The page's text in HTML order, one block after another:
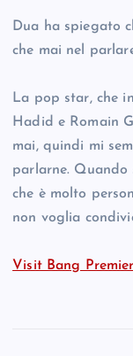
Dua ha spiegato
che mai nel
La pop star, che
Hadid e Romain
mai, quindi mi
parlarne.
che è molto
non voglia
Visit Bang